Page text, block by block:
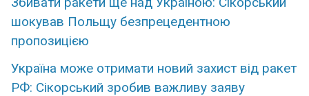
шокував Польщу безпрецедентною
пропозицією
Україна може отримати новий захист від ракет
РФ: Сікорський зробив важливу заяву